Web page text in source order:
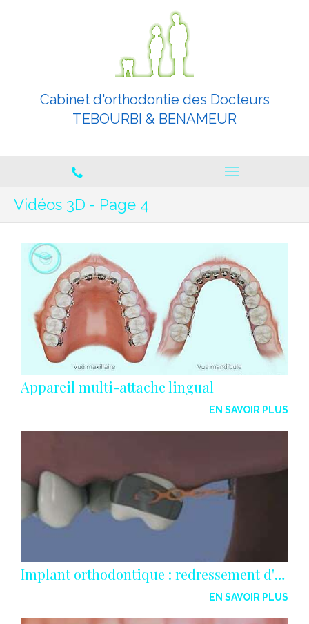
Cabinet d'orthodontie des Docteurs
TEBOURBI & BENAMEUR
Vidéos 3D - Page 4
Appareil multi-attache lingual
EN SAVOIR PLUS
Implant orthodontique : redressement d'une molaire
EN SAVOIR PLUS